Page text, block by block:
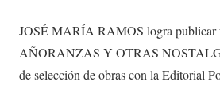
JOSÉ MARÍA RAMOS logra publicar
AÑORANZAS Y OTRAS
de selección de obras con la Editorial